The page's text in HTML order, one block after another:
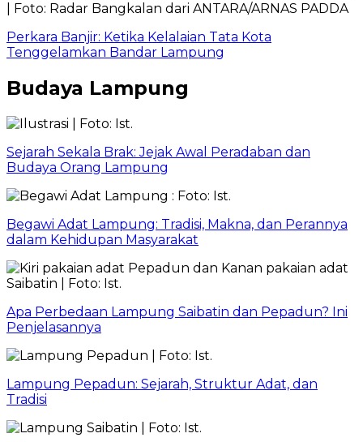
Perkara Banjir: Ketika Kelalaian Tata Kota
Tenggelamkan Bandar Lampung
Budaya Lampung
Sejarah Sekala Brak: Jejak Awal Peradaban dan
Budaya Orang Lampung
Begawi Adat Lampung: Tradisi, Makna, dan Perannya
dalam Kehidupan Masyarakat
Apa Perbedaan Lampung Saibatin dan Pepadun? Ini
Penjelasannya
Lampung Pepadun: Sejarah, Struktur Adat, dan
Tradisi